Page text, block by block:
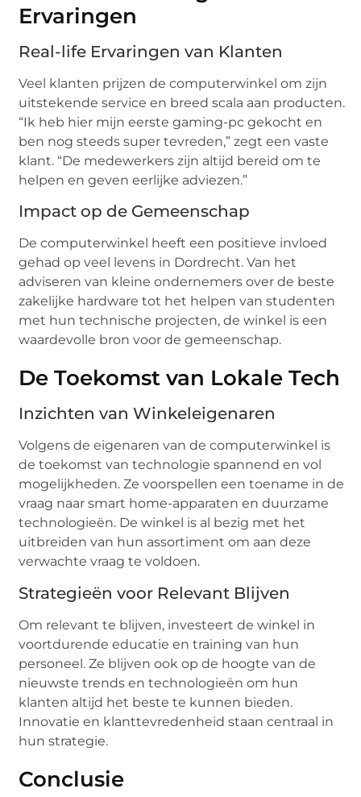
Ervaringen
Real-life Ervaringen van Klanten
Veel klanten prijzen de computerwinkel om zijn
uitstekende service en breed scala aan producten.
“Ik heb hier mijn eerste gaming-pc gekocht en
ben nog steeds super tevreden,” zegt een vaste
klant. “De medewerkers zijn altijd bereid om te
helpen en geven eerlijke adviezen.”
Impact op de Gemeenschap
De computerwinkel heeft een positieve invloed
gehad op veel levens in Dordrecht. Van het
adviseren van kleine ondernemers over de beste
zakelijke hardware tot het helpen van studenten
met hun technische projecten, de winkel is een
waardevolle bron voor de gemeenschap.
De Toekomst van Lokale Tech
Inzichten van Winkeleigenaren
Volgens de eigenaren van de computerwinkel is
de toekomst van technologie spannend en vol
mogelijkheden. Ze voorspellen een toename in de
vraag naar smart home-apparaten en duurzame
technologieën. De winkel is al bezig met het
uitbreiden van hun assortiment om aan deze
verwachte vraag te voldoen.
Strategieën voor Relevant Blijven
Om relevant te blijven, investeert de winkel in
voortdurende educatie en training van hun
personeel. Ze blijven ook op de hoogte van de
nieuwste trends en technologieën om hun
klanten altijd het beste te kunnen bieden.
Innovatie en klanttevredenheid staan centraal in
hun strategie.
Conclusie